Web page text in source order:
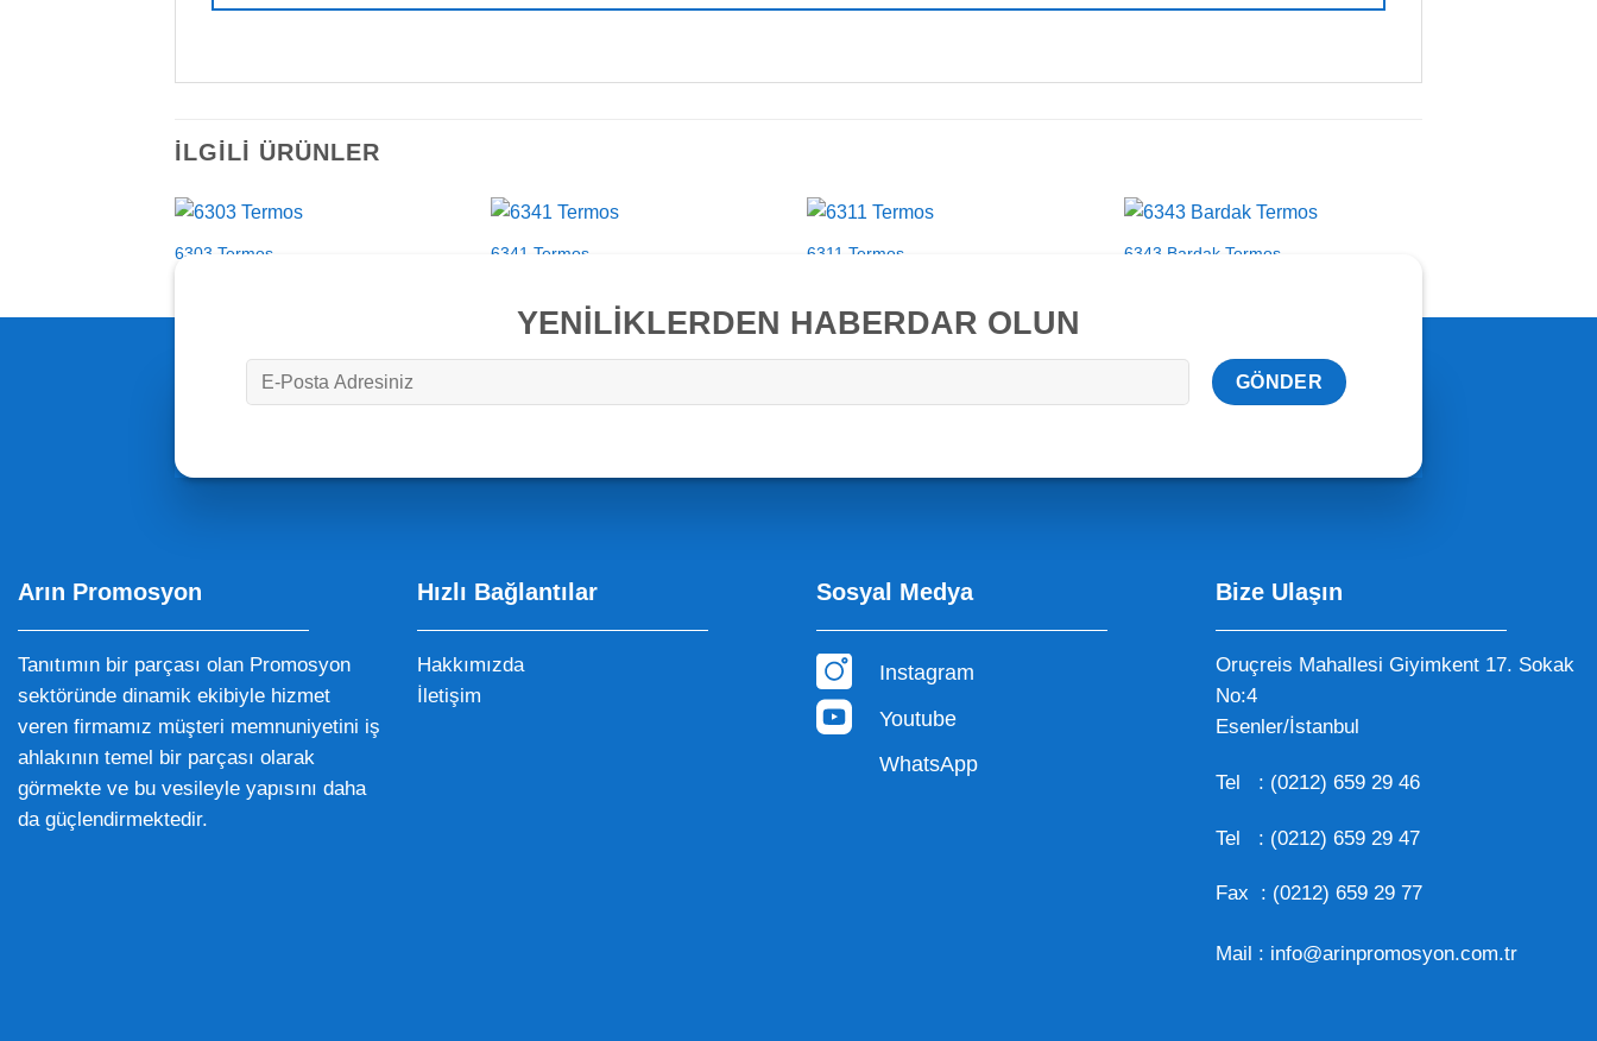
İLGILI ÜRÜNLER
6303 Termos 6341 Termos 6311 Termos 6343 Bardak Termos
YENİLİKLERDEN HABERDAR OLUN
Arın Promosyon
Tanıtımın bir parçası olan Promosyon
sektöründe dinamik ekibiyle hizmet
veren firmamız müşteri memnuniyetini iş
ahlakının temel bir parçası olarak
görmekte ve bu vesileyle yapısını daha
da güçlendirmektedir.
Hızlı Bağlantılar
Hakkımızda
İletişim
Sosyal Medya
Instagram
Youtube
WhatsApp
Bize Ulaşın
Oruçreis Mahallesi Giyimkent 17. Sokak
No:4
Esenler/İstanbul
Tel : (0212) 659 29 46
Tel : (0212) 659 29 47
Fax : (0212) 659 29 77
Mail : info@arinpromosyon.com.tr